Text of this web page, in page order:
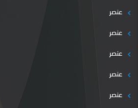
عنصر
عنصر
عنصر
عنصر
عنصر